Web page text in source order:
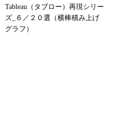
Tableau（タブロー）再現シリー
ズ_６／２０選（横棒積み上げ
グラフ）